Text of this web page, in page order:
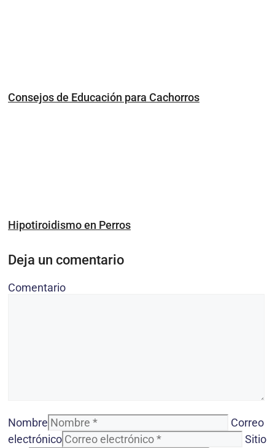
Consejos de Educación para Cachorros
Hipotiroidismo en Perros
Deja un comentario
Comentario
Nombre
Correo
electrónico
Sitio